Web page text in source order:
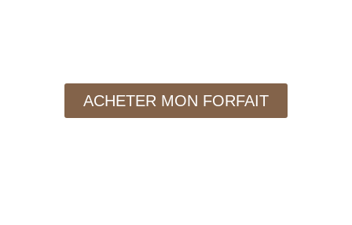
ACHETER MON FORFAIT